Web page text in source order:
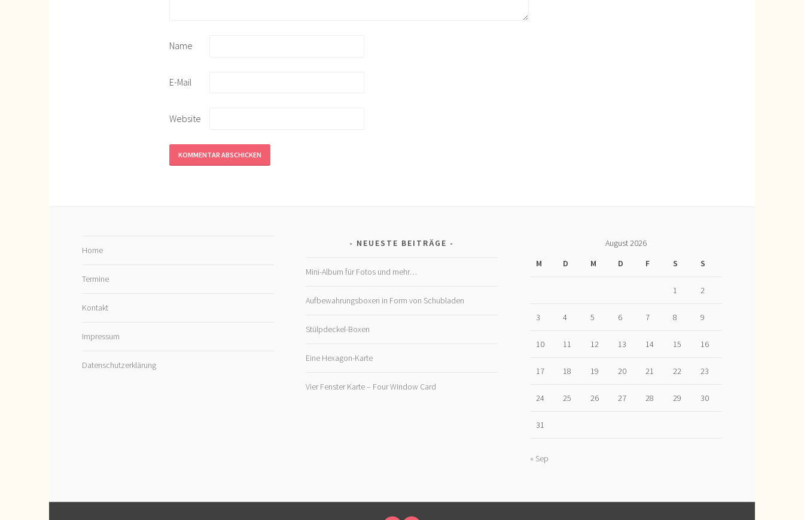
Name
E-Mail
Website
Home
Termine
Kontakt
Impressum
Datenschutzerklärung
NEUESTE BEITRÄGE
Mini-Album für Fotos und mehr…
Aufbewahrungsboxen in Form von Schubladen
Stülpdeckel-Boxen
Eine Hexagon-Karte
Vier Fenster Karte – Four Window Card
August 2026
M
D M D F S S
1 2
3 4 5 6 7 8 9
10 11 12 13 14 15 16
17 18 19 20 21 22 23
24 25 26 27 28 29 30
31
« Sep